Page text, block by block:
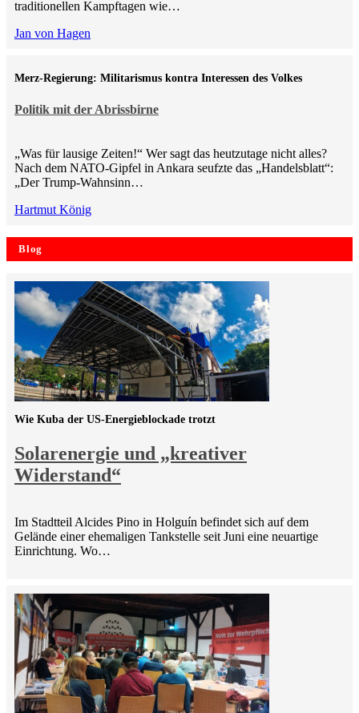
traditionellen Kampftagen wie…
Jan von Hagen
Politik mit der Abrissbirne
Merz-Regierung: Militarismus kontra Inte­ressen des Volkes
„Was für lausige Zeiten!“ Wer sagt das heutzutage nicht alles?
Nach dem NATO-Gipfel in Ankara seufzte das „Handelsblatt“:
„Der Trump-Wahnsinn…
Hartmut König
Blog
Solarenergie und „kreativer
Widerstand“
Wie Kuba der US-Energieblockade trotzt
Im Stadtteil Alcides Pino in Holguín befindet sich auf dem
Gelände einer ehemaligen Tankstelle seit Juni eine neuartige
Einrichtung. Wo…